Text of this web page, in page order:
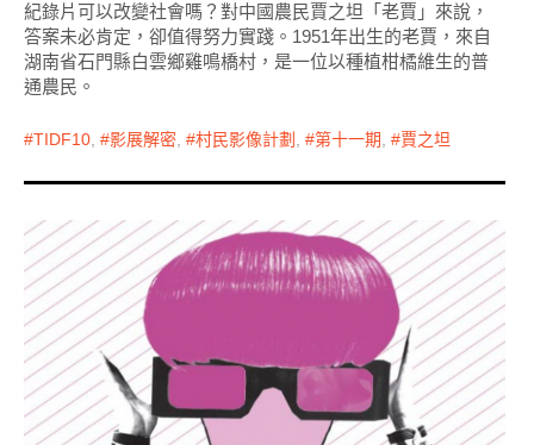
紀錄片可以改變社會嗎？對中國農民賈之坦「老賈」來說，
答案未必肯定，卻值得努力實踐。1951年出生的老賈，來自
湖南省石門縣白雲鄉雞鳴橋村，是一位以種植柑橘維生的普
通農民。
TIDF10, 影展解密, 村民影像計劃 , 第十一期, 賈之坦